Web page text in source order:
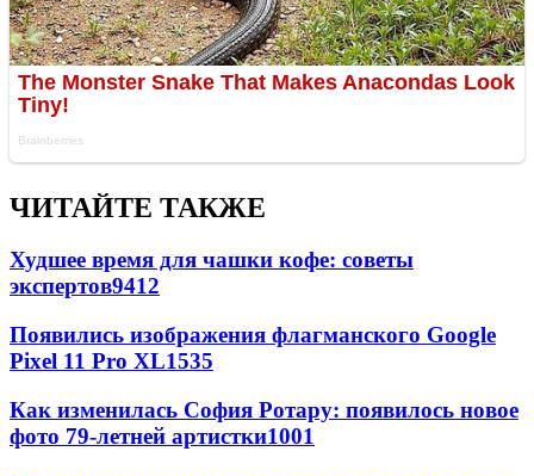
ЧИТАЙТЕ ТАКЖЕ
Худшее время для чашки кофе: советы
экспертов9412
Появились изображения флагманского Google
Pixel 11 Pro XL1535
Как изменилась София Ротару: появилось новое
фото 79-летней артистки1001